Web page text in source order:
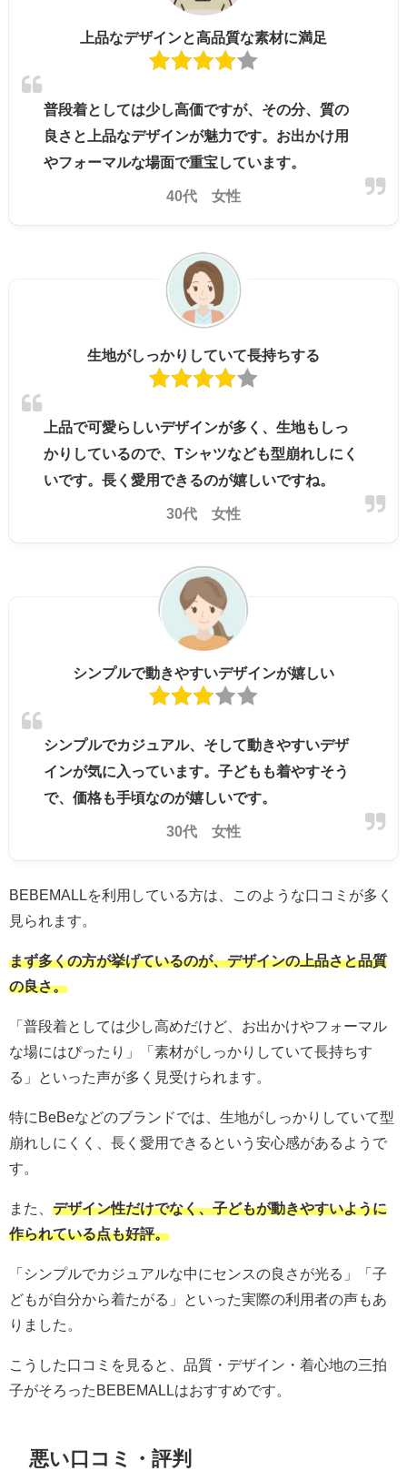
上品なデザインと高品質な素材に満足
普段着としては少し高価ですが、その分、質の
良さと上品なデザインが魅力です。お出かけ用
やフォーマルな場面で重宝しています。
40代 女性
生地がしっかりしていて長持ちする
上品で可愛らしいデザインが多く、生地もしっ
かりしているので、Tシャツなども型崩れしにく
いです。長く愛用できるのが嬉しいですね。
30代 女性
シンプルで動きやすいデザインが嬉しい
シンプルでカジュアル、そして動きやすいデザ
インが気に入っています。子どもも着やすそう
で、価格も手頃なのが嬉しいです。
30代 女性
BEBEMALLを利用している方は、このような口コミが多く
見られます。
まず多くの方が挙げているのが、デザインの上品さと品質
の良さ。
「普段着としては少し高めだけど、お出かけやフォーマル
な場にはぴったり」「素材がしっかりしていて長持ちす
る」といった声が多く見受けられます。
特にBeBeなどのブランドでは、生地がしっかりしていて型
崩れしにくく、長く愛用できるという安心感があるようで
す。
また、 デザイン性だけでなく、子どもが動きやすいように
作られている点も好評。
「シンプルでカジュアルな中にセンスの良さが光る」「子
どもが自分から着たがる」といった実際の利用者の声もあ
りました。
こうした口コミを見ると、品質・デザイン・着心地の三拍
子がそろったBEBEMALLはおすすめです。
悪い口コミ・評判